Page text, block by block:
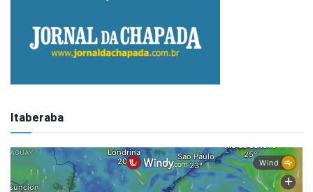
Itaberaba